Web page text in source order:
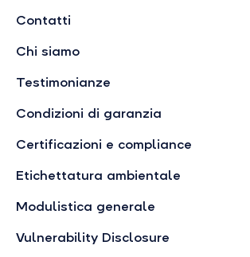
Contatti
Chi siamo
Testimonianze
Condizioni di garanzia
Certificazioni e compliance
Etichettatura ambientale
Modulistica generale
Vulnerability Disclosure